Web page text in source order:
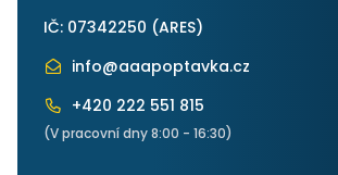
IČ: 07342250 (ARES)
info@aaapoptavka.cz
+420 222 551 815
(V pracovní dny 8:00 - 16:30)